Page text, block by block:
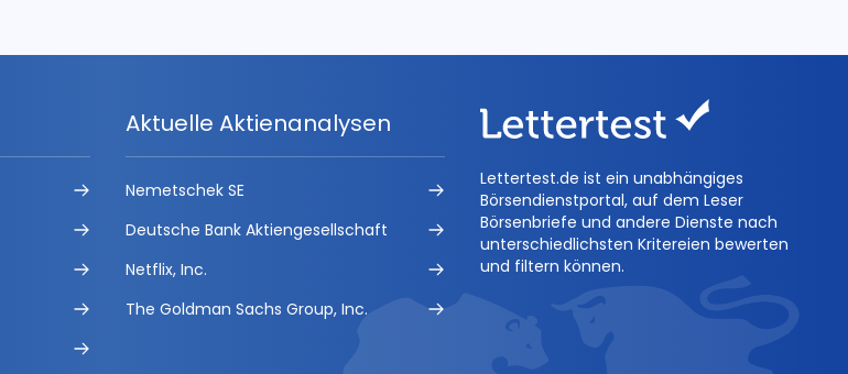
Aktuelle Aktienanalysen
Nemetschek SE
Deutsche Bank Aktiengesellschaft
Netflix, Inc.
The Goldman Sachs Group, Inc.
Lettertest.de ist ein unabhängiges
Börsendienstportal, auf dem Leser
Börsenbriefe und andere Dienste nach
unterschiedlichsten Kritereien bewerten
und filtern können.